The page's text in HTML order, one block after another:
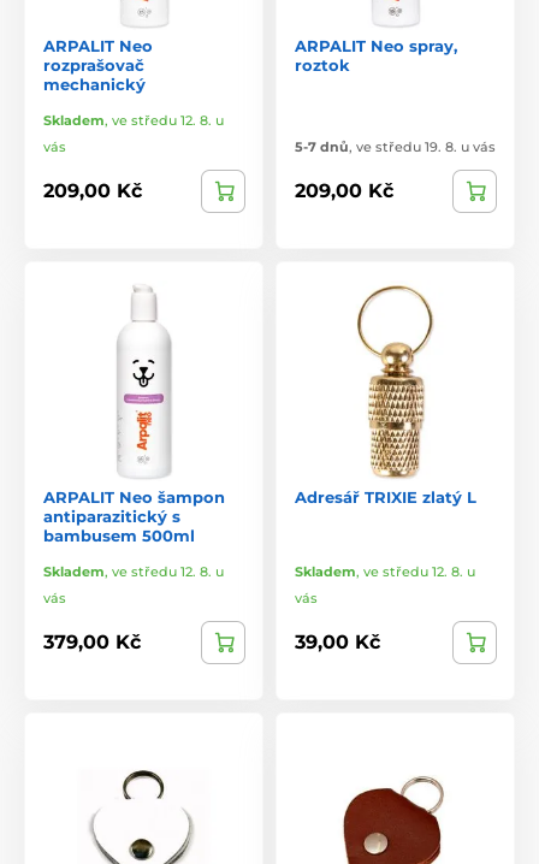
ARPALIT Neo
rozprašovač
mechanický
Skladem, ve středu 12. 8. u
vás
209,00 Kč
ARPALIT Neo spray,
roztok
5-7 dnů, ve středu 19. 8. u vás
209,00 Kč
ARPALIT Neo šampon
antiparazitický s
bambusem 500ml
Skladem, ve středu 12. 8. u
vás
379,00 Kč
Adresář TRIXIE zlatý L
Skladem, ve středu 12. 8. u
vás
39,00 Kč